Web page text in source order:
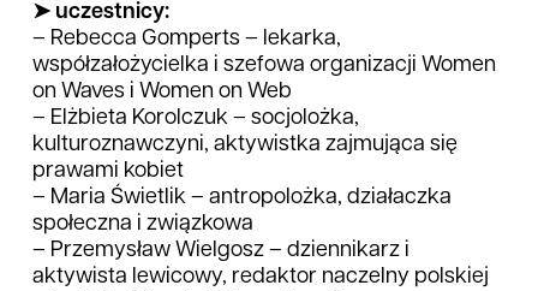
➤ uczestnicy:
– Rebecca Gomperts – lekarka,
współzałożycielka i szefowa organizacji Women
on Waves i Women on Web
– Elżbieta Korolczuk – socjolożka,
kulturoznawczyni, aktywistka zajmująca się
prawami kobiet
– Maria Świetlik – antropolożka, działaczka
społeczna i związkowa
– Przemysław Wielgosz – dziennikarz i
aktywista lewicowy, redaktor naczelny polskiej